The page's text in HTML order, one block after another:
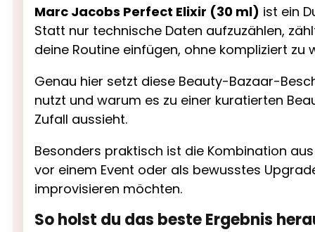
Marc Jacobs Perfect Elixir (30 ml) ist ein
Statt nur technische Daten aufzuzählen,
deine Routine einfügen, ohne kompliziert zu
Genau hier setzt diese Beauty-Bazaar-
nutzt und warum es zu einer kuratierten
Zufall aussieht.
Besonders praktisch ist die Kombination
vor einem Event oder als bewusstes
improvisieren möchten.
So holst du das beste Ergebnis